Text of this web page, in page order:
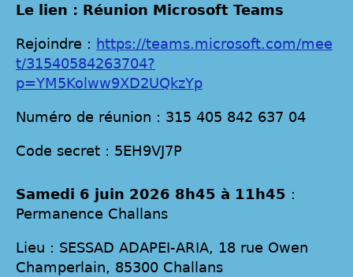
Le lien : Réunion Microsoft Teams
Rejoindre : https://teams.microsoft.com/mee
t/31540584263704?
p=YM5Kolww9XD2UQkzYp
Numéro de réunion : 315 405 842 637 04
Code secret : 5EH9VJ7P
Samedi 6 juin 2026 8h45 à 11h45 :
Permanence Challans
Lieu : SESSAD ADAPEI-ARIA, 18 rue Owen
Champerlain, 85300 Challans